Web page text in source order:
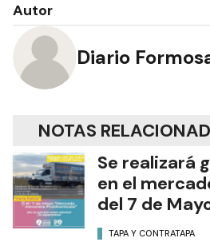
Autor
Diario
NOTAS
Se realizará
en el
del 7 de
TAPA Y CONTRATAPA